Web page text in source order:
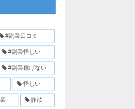
#副業口コミ
#副業怪しい
#副業稼げない
怪しい
詐欺